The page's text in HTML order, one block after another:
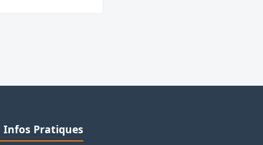
Infos Pratiques